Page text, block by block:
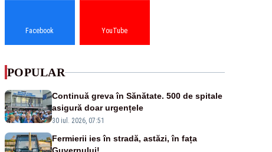
Facebook YouTube
POPULAR
Continuă greva în Sănătate. 500 de spitale
asigură doar urgențele
30 iul. 2026, 07:51
Fermierii ies în stradă, astăzi, în fața